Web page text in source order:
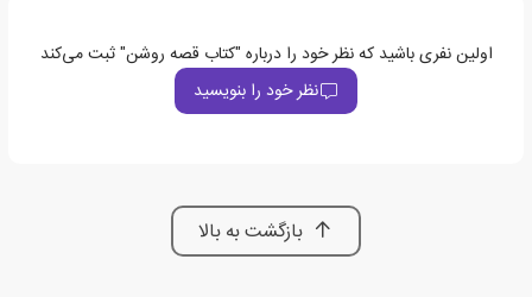
اولین نفری باشید که نظر خود را درباره "کتاب قصه روشن" ثبت می‌کند
نظر خود را بنویسید
بازگشت به بالا